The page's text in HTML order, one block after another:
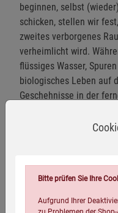
beginnen, selbst
schicken, stellen wir
zweites verborgenes
verheimlicht wird.
flüssiges Wasser,
biologisches Leben auf
Geschehnisse in der
eine einstige dichtere
eine einstige
dort! 92 Fotos und Abb.
Bitte prüfen Sie Ihre
Aufgrund Ihrer